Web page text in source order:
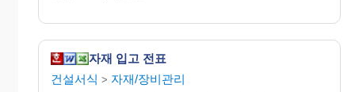
자재 입고 전표
건설서식 > 자재/장비관리